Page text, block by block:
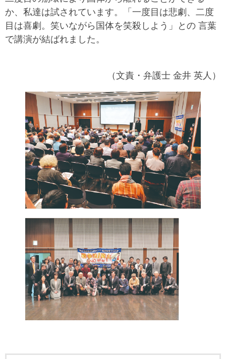
か、私達は試されています。「一度目は悲劇、二度
目は喜劇。笑いながら国体を笑殺しよう」との 言葉
で講演が結ばれました。
（文責・弁護士 金井 英人）